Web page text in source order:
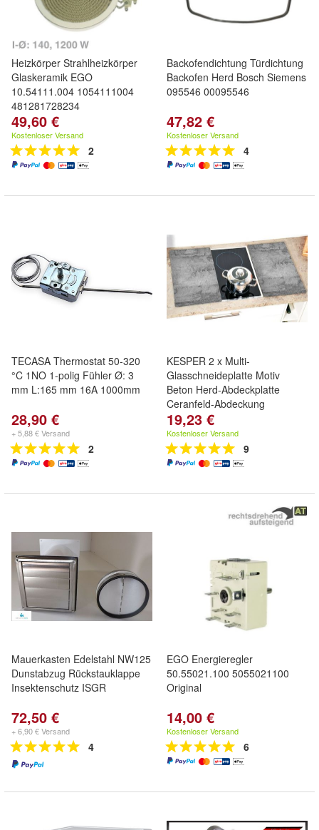
Heizkörper Strahlheizkörper
Glaskeramik EGO
10.54111.004 1054111004
481281728234
49,60 €
Kostenloser Versand
2
Backofendichtung Türdichtung
Backofen Herd Bosch Siemens
095546 00095546
47,82 €
Kostenloser Versand
4
TECASA Thermostat 50-320
°C 1NO 1-polig Fühler Ø: 3
mm L:165 mm 16A 1000mm
28,90 €
+ 5,88 € Versand
2
KESPER 2 x Multi-
Glasschneideplatte Motiv
Beton Herd-Abdeckplatte
Ceranfeld-Abdeckung
19,23 €
Kostenloser Versand
9
Mauerkasten Edelstahl NW125
Dunstabzug Rückstauklappe
Insektenschutz ISGR
72,50 €
+ 6,90 € Versand
4
EGO Energieregler
50.55021.100 5055021100
Original
14,00 €
Kostenloser Versand
6